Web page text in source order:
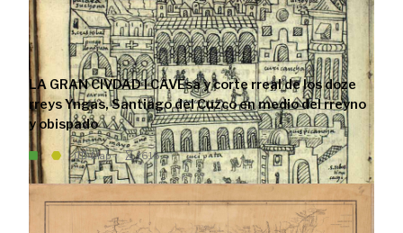
LA GRAN CIVDAD I CAVEsa y corte rreal de los doze
rreys Yngas, Santiago del Cuzco en medio del rreyno
y obispado
Map 1615